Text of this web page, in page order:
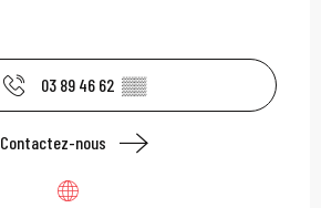
03 89 46 62 ▒▒
Contactez-nous